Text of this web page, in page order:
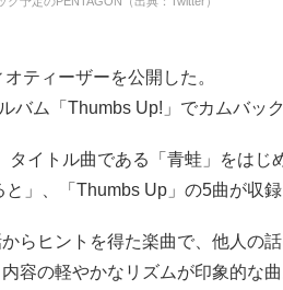
ティーザーを公開した。
バム「Thumbs Up!」でカムバッ
イトル曲である「青蛙」をはじ
」、「Thumbs Up」の5曲が収録
らヒントを得た楽曲で、他人の
容の軽やかなリズムが印象的な曲